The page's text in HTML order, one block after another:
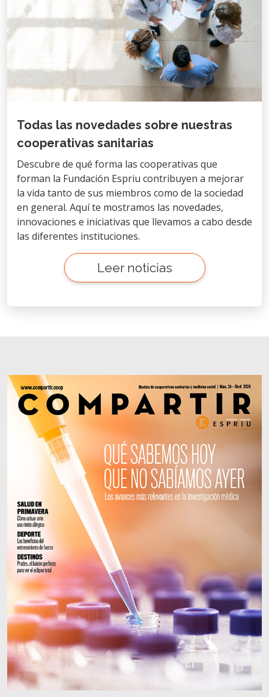
Todas las novedades sobre nuestras
cooperativas sanitarias
Descubre de qué forma las cooperativas que
forman la Fundación Espriu contribuyen a mejorar
la vida tanto de sus miembros como de la sociedad
en general. Aquí te mostramos las novedades,
innovaciones e iniciativas que llevamos a cabo desde
las diferentes instituciones.
Leer noticias